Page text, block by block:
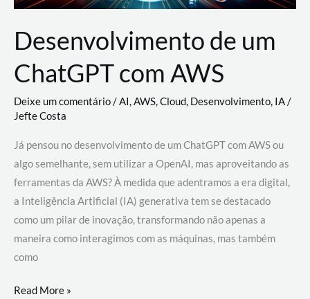
Azure
Desenvolvimento de um
ChatGPT com AWS
Deixe um comentário/AI,AWS,Cloud, Desenvolvimento, IA/
Jefte Costa
Já pensou no desenvolvimento de um ChatGPT com AWS ou
algo semelhante, sem utilizar a OpenAI, mas aproveitando as
ferramentas da AWS? À medida que adentramos a era digital,
a Inteligência Artificial (IA) generativa tem se destacado
como um pilar de inovação, transformando não apenas a
maneira como interagimos com as máquinas, mas também
como
Desenvolvimento
Read More »